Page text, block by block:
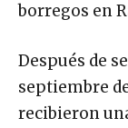
borregos en
Después de
septiembre
recibieron